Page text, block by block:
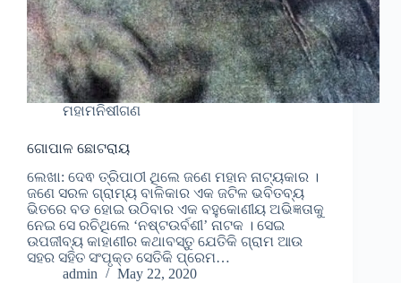
ମହାମନିଷୀଗଣ
ଗୋପାଳ ଛୋଟରାୟ
ଲେଖା: ଦେଵ ତ୍ରିପାଠୀ ଥିଲେ ଜଣେ ମହାନ ନାଟ୍ୟକାର ।
ଜଣେ ସରଳ ଗ୍ରାମ୍ୟ ବାଳିକାର ଏକ ଜଟିଳ ଭବିତବ୍ୟ
ଭିତରେ ବଡ ହୋଇ ଉଠିବାର ଏକ ବହୁକୋଣୀୟ ଅଭିଜ୍ଞତାକୁ
ନେଇ ସେ ରଚିଥିଲେ ‘ନଷ୍ଟଉର୍ବଶୀ’ ନାଟକ । ସେଇ
ଉପଜୀବ୍ୟ କାହାଣୀର କଥାବସ୍ତୁ ଯେତିକି ଗ୍ରାମ ଆଉ
ସହର ସହିତ ସଂପୃକ୍ତ ସେତିକି ପ୍ରେମ…
admin
May 22, 2020